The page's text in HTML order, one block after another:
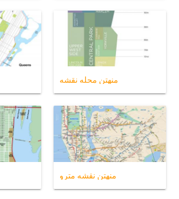
منهتن محله نقشه
منهتن نقشه مترو